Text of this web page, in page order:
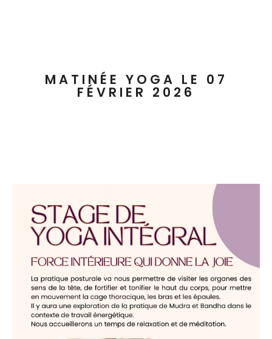
MATINÉE YOGA LE 07
FÉVRIER 2026